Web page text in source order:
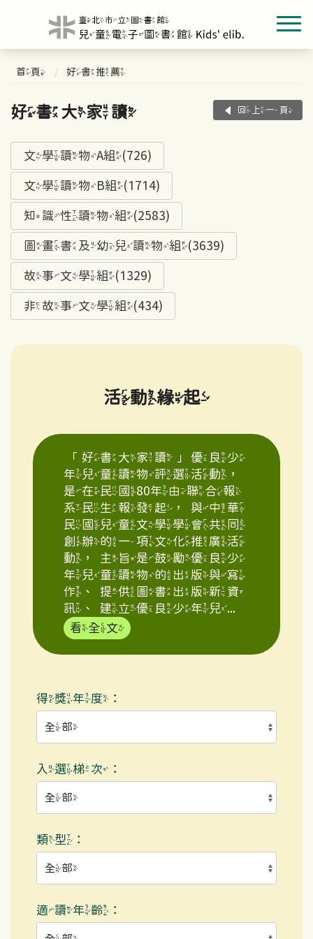
首頁 好書推薦
好書大家讀 回上一頁
文學讀物A組(726)
文學讀物B組(1714)
知識性讀物組(2583)
圖畫書及幼兒讀物組(3639)
故事文學組(1329)
非故事文學組(434)
活動緣起
「好書大家讀」優良少
年兒童讀物評選活動，
是在民國80年由聯合報
系民生報發起，與中華
民國兒童文學學會共同
創辦的一項文化推廣活
動，主旨是鼓勵優良少
年兒童讀物的出版與寫
作、提供圖書出版新資
訊、建立優良少年兒...
看全文
得獎年度：
入選梯次：
類型：
適讀年齡：